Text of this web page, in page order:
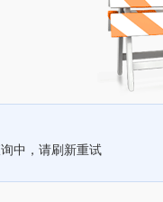
中，请刷新重试